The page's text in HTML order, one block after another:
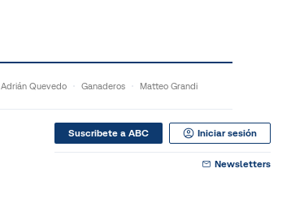
Adrián Quevedo Ganaderos Matteo Grandi
Suscribete a ABC Iniciar sesión
Newsletters